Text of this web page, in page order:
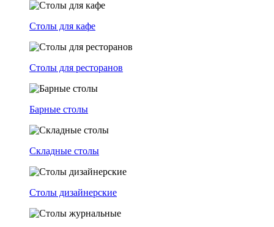
Столы для кафе
Столы для ресторанов
Барные столы
Складные столы
Столы дизайнерские